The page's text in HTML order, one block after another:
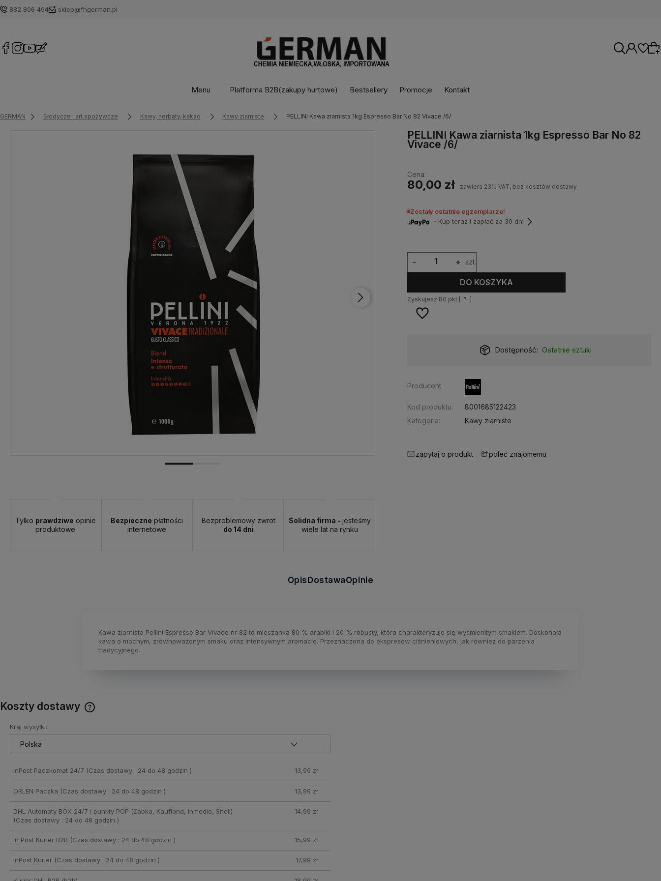
882 806 494 sklep@fhgerman.pl
oferty lub zaloguj się, aby przywrócić dodane
Menu Platforma B2B(zakupy hurtowe) Bestsellery Promocje Kontakt
GERMAN Słodycze i art.spożywcze Kawy, herbaty, kakao Kawy ziarniste PELLINI Kawa ziarnista 1kg Espresso Bar No 82 Vivace /6/
Tylko prawdziwe opinie
produktowe
Bezpieczne płatności
internetowe
Bezproblemowy zwrot
do 14 dni
Solidna firma - jesteśmy
wiele lat na rynku
PELLINI Kawa ziarnista 1kg Espresso Bar No 82
Vivace /6/
Cena:
80,00 zł zawiera 23% VAT, bez kosztów dostawy
Zostały ostatnie egzemplarze!
・Kup teraz i zapłać za 30 dni
+
- szt.
DO KOSZYKA
Zyskujesz 80 pkt [ ? ]
Dostawa: Dostępność: Ostatnie sztuki
Producent:
Kod produktu:
8001685122423
Kategoria:
Kawy ziarniste
zapytaj o produkt poleć znajomemu
OpisDostawaOpinie
Kawa ziarnista Pellini Espresso Bar Vivace nr 82 to mieszanka 80 % arabiki i 20 % robusty, która charakteryzuje się wyśmienitym smakiem. Doskonała
kawa o mocnym, zrównoważonym smaku oraz intensywnym aromacie. Przeznaczona do ekspresów ciśnieniowych, jak również do parzenia
tradycyjnego.
Koszty dostawy
Kraj wysyłki:
InPost Paczkomat 24/7 (Czas dostawy : 24 do 48 godzin ) 13,99 zł
ORLEN Paczka (Czas dostawy : 24 do 48 godzin ) 13,99 zł
DHL Automaty BOX 24/7 i punkty POP (Żabka, Kaufland, Inmedio, Shell)
(Czas dostawy : 24 do 48 godzin )
14,99 zł
In Post Kurier B2B (Czas dostawy : 24 do 48 godzin ) 15,99 zł
InPost Kurier (Czas dostawy : 24 do 48 godzin ) 17,99 zł